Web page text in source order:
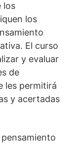
los
los
El curso
y evaluar
de
les permitirá
y acertadas